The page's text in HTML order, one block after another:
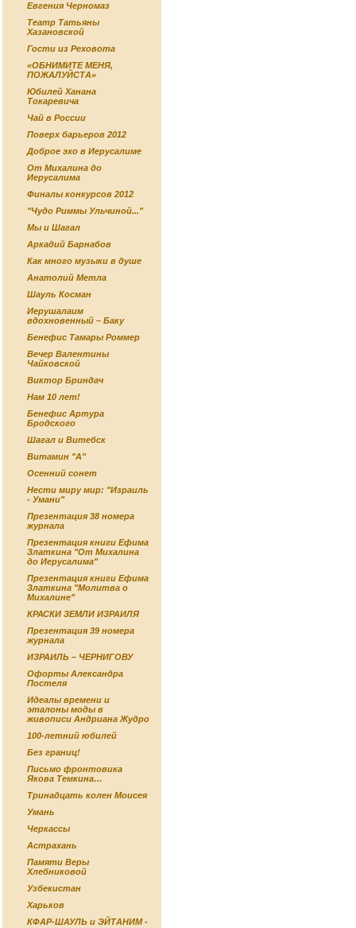
Евгения Черномаз
Театр Татьяны
Хазановской
Гости из Реховота
«ОБНИМИТЕ МЕНЯ,
ПОЖАЛУЙСТА»
Юбилей Ханана
Токаревича
Чай в России
Поверх барьеров 2012
Доброе эхо в Иерусалиме
От Михалина до
Иерусалима
Финалы конкурсов 2012
"Чудо Риммы Ульчиной..."
Мы и Шагал
Аркадий Барнабов
Как много музыки в душе
Анатолий Метла
Шауль Косман
Иерушалаим
вдохновенный – Баку
Бенефис Тамары Роммер
Вечер Валентины
Чайковской
Виктор Бриндач
Нам 10 лет!
Бенефис Артура
Бродского
Шагал и Витебск
Витамин "А"
Осенний сонет
Нести миру мир: "Израиль
- Умани"
Презентация 38 номера
журнала
Презентация книги Ефима
Златкина "От Михалина
до Иерусалима"
Презентация книги Ефима
Златкина "Молитва о
Михалине"
КРАСКИ ЗЕМЛИ ИЗРАИЛЯ
Презентация 39 номера
журнала
ИЗРАИЛЬ – ЧЕРНИГОВУ
Офорты Александра
Постеля
Идеалы времени и
эталоны моды в
живописи Андриана Жудро
100-летний юбилей
Без границ!
Письмо фронтовика
Якова Темкина…
Тринадцать колен Моисея
Умань
Черкассы
Астрахань
Памяти Веры
Хлебниковой
Узбекистан
Харьков
КФАР-ШАУЛЬ и ЭЙТАНИМ -